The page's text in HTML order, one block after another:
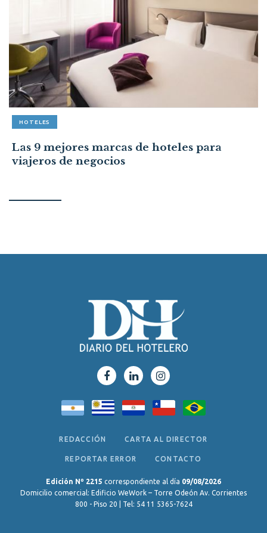
HOTELES
Las 9 mejores marcas de hoteles para
viajeros de negocios
REDACCIÓN CARTA AL DIRECTOR
REPORTAR ERROR CONTACTO
Edición Nº 2215 correspondiente al día 09/08/2026
Domicilio comercial: Edificio WeWork – Torre Odeón Av. Corrientes
800 - Piso 20 | Tel: 54 11 5365-7624